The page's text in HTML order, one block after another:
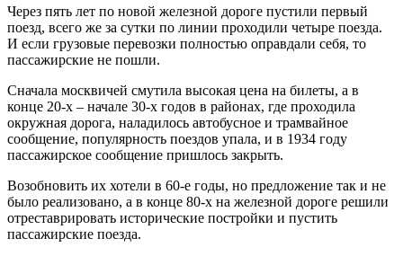
Через пять лет по новой железной дороге пустили первый
поезд, всего же за сутки по линии проходили четыре поезда.
И если грузовые перевозки полностью оправдали себя, то
пассажирские не пошли.
Сначала москвичей смутила высокая цена на билеты, а в
конце 20-х – начале 30-х годов в районах, где проходила
окружная дорога, наладилось автобусное и трамвайное
сообщение, популярность поездов упала, и в 1934 году
пассажирское сообщение пришлось закрыть.
Возобновить их хотели в 60-е годы, но предложение так и не
было реализовано, а в конце 80-х на железной дороге решили
отреставрировать исторические постройки и пустить
пассажирские поезда.